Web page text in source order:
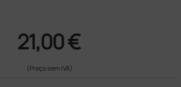
21,00 €
(Preço sem IVA)